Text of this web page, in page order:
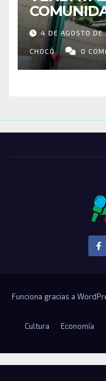
RIOSUCIO:
ENTRE
4 DE AGOSTO
CHOCÓ 0
Funciona gracias a
Cultura Economía